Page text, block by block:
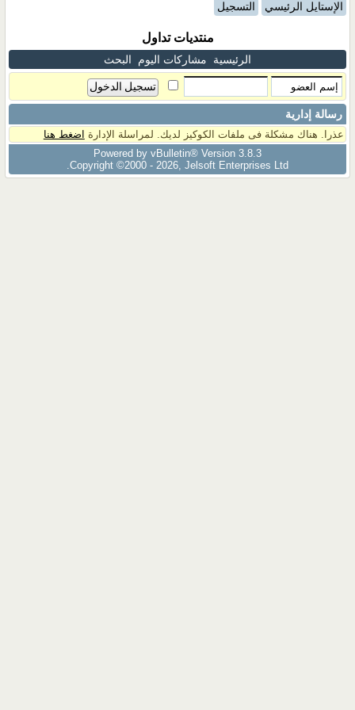
الإستايل الرئيسي التسجيل
منتديات تداول
الرئيسية مشاركات اليوم البحث
رسالة إدارية
عذرا. هناك مشكلة فى ملفات الكوكيز لديك. لمراسلة الإدارة اضغط هنا
Powered by vBulletin® Version 3.8.3
Copyright ©2000 - 2026, Jelsoft Enterprises Ltd.